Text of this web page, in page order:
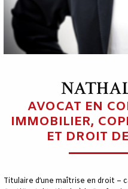
AVOCAT EN
IMMOBILIER,
ET DROIT
Titulaire d’une maîtrise en droit –